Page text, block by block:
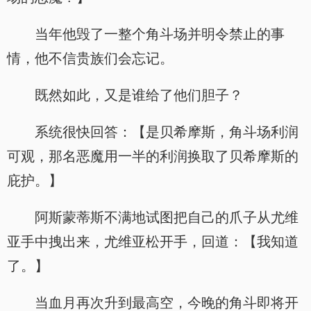
当年他毁了一整个角斗场并明令禁止的事
情，他不信贵族们会忘记。
既然如此，又是谁给了他们胆子？
系统很快回答：【是贝希摩斯，角斗场利润
可观，那名恶魔用一半的利润换取了贝希摩斯的
庇护。】
阿斯蒙蒂斯不满地试图把自己的爪子从尤维
亚手中拽出来，尤维亚松开手，回道：【我知道
了。】
当血月再次升到最高空，今晚的角斗即将开